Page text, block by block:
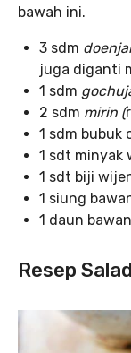
bawah ini.
3 sdm
juga diganti
1 sdm
2 sdm mirin (
1 sdm bubuk
1 sdt minyak
1 sdt biji
1 siung
1 daun
Resep